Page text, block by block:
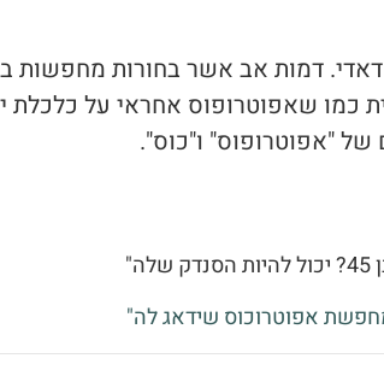
דאדי. דמות אב אשר בחורות מחפשות
כמו שאפוטרופוס אחראי על כלכלת
"אפוטרופוס" ו"כוס".
אפוטרוכוס שידאג לה"